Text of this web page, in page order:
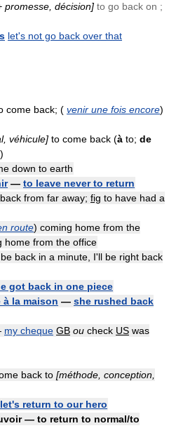
promesse, décision] to go back on ;
let's not go back over that
come back; ( venir une fois encore)
véhicule] to come back (à to; de
down to earth
— to leave never to return
from far away; fig to have had a
route) coming home from the
home from the office
back in a minute, I'll be right back
got back in one piece
la maison — she rushed back
my cheque GB ou check US was
back to [méthode, conception,
let's return to our hero
— to return to normal/to